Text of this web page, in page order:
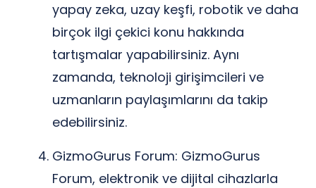
yapay zeka, uzay keşfi, robotik ve daha
birçok ilgi çekici konu hakkında
tartışmalar yapabilirsiniz. Aynı
zamanda, teknoloji girişimcileri ve
uzmanların paylaşımlarını da takip
edebilirsiniz.
GizmoGurus Forum: GizmoGurus
Forum, elektronik ve dijital cihazlarla